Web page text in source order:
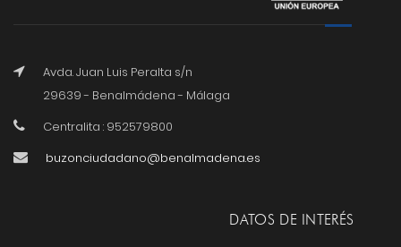
Avda. Juan Luis Peralta s/n
29639 - Benalmádena - Málaga
Centralita : 952579800
buzonciudadano@benalmadena.es
DATOS DE INTERÉS